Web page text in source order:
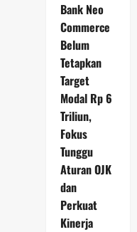
Bank Neo
Commerce
Belum
Tetapkan
Target
Modal Rp 6
Triliun,
Fokus
Tunggu
Aturan OJK
dan
Perkuat
Kinerja